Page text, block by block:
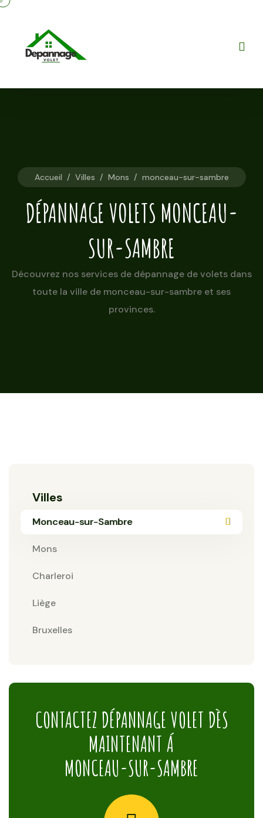
Accueil / Villes / Mons / monceau-sur-sambre
DÉPANNAGE VOLETS MONCEAU-
SUR-SAMBRE
Découvrez nos services de dépannage de volets dans
toute la ville de monceau-sur-sambre et ses
provinces.
Villes
Monceau-sur-Sambre
Mons
Charleroi
Liège
Bruxelles
CONTACTEZ DÉPANNAGE VOLET DÈS
MAINTENANT Á
MONCEAU-SUR-SAMBRE